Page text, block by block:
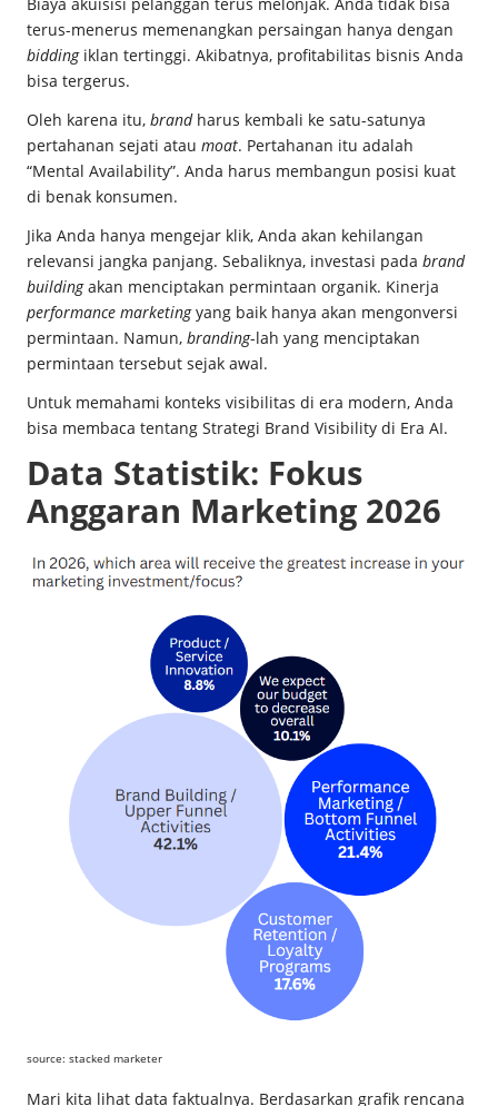
terus-menerus memenangkan persaingan hanya dengan
biddingiklan tertinggi. Akibatnya, profitabilitas bisnis Anda
bisa tergerus.
Oleh karena itu, brandharus kembali ke satu-satunya
pertahanan sejati atau moat. Pertahanan itu adalah
“Mental Availability”. Anda harus membangun posisi kuat
di benak konsumen.
Jika Anda hanya mengejar klik, Anda akan kehilangan
relevansi jangka panjang. Sebaliknya, investasi pada brand
buildingakan menciptakan permintaan organik. Kinerja
performance marketingyang baik hanya akan mengonversi
permintaan. Namun, branding-lah yang menciptakan
permintaan tersebut sejak awal.
Untuk memahami konteks visibilitas di era modern, Anda
bisa membaca tentang Strategi Brand Visibility di Era AI.
Data Statistik: Fokus
Anggaran Marketing 2026
source: stacked marketer
Mari kita lihat data faktualnya. Berdasarkan grafik rencana